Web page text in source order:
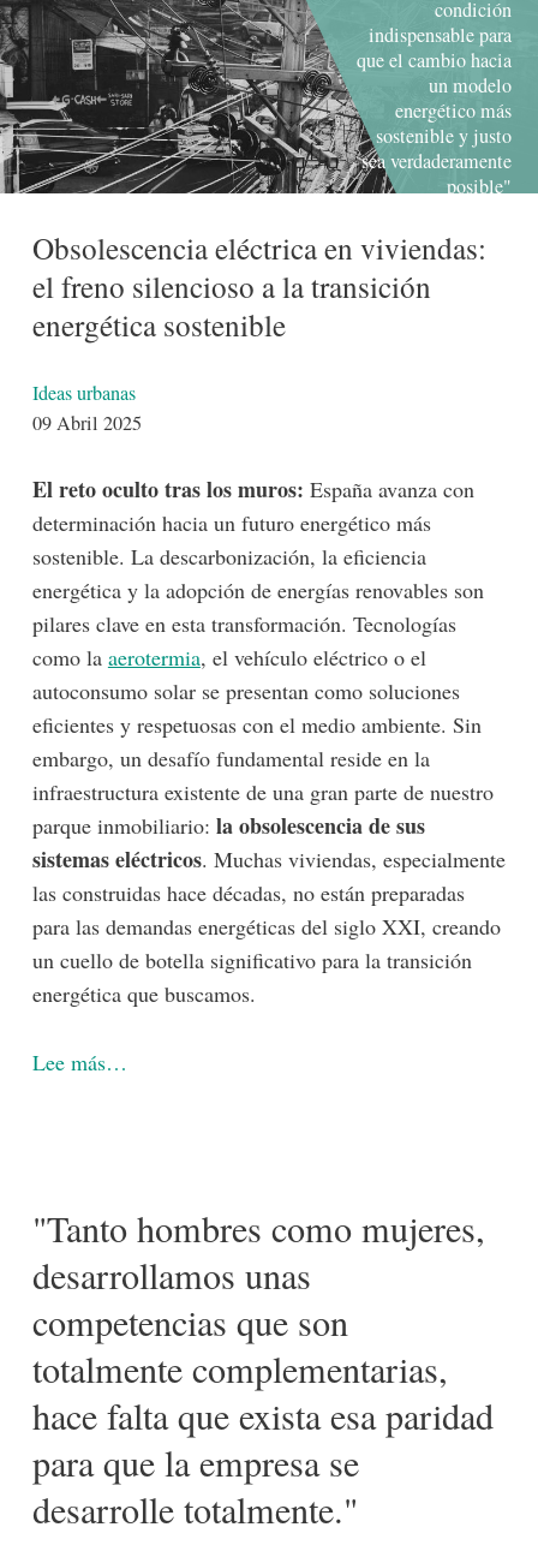
condición
indispensable para
que el cambio hacia
un modelo
energético más
sostenible y justo
sea verdaderamente
posible"
Obsolescencia eléctrica en viviendas:
el freno silencioso a la transición
energética sostenible
DetallesIdeas urbanas
09 Abril 2025
El reto oculto tras los muros: España avanza con
determinación hacia un futuro energético más
sostenible. La descarbonización, la eficiencia
energética y la adopción de energías renovables son
pilares clave en esta transformación. Tecnologías
como la aerotermia, el vehículo eléctrico o el
autoconsumo solar se presentan como soluciones
eficientes y respetuosas con el medio ambiente. Sin
embargo, un desafío fundamental reside en la
infraestructura existente de una gran parte de nuestro
parque inmobiliario: la obsolescencia de sus
sistemas eléctricos. Muchas viviendas, especialmente
las construidas hace décadas, no están preparadas
para las demandas energéticas del siglo XXI, creando
un cuello de botella significativo para la transición
energética que buscamos.
Lee más…
"Tanto hombres como mujeres,
desarrollamos unas
competencias que son
totalmente complementarias,
hace falta que exista esa paridad
para que la empresa se
desarrolle totalmente."